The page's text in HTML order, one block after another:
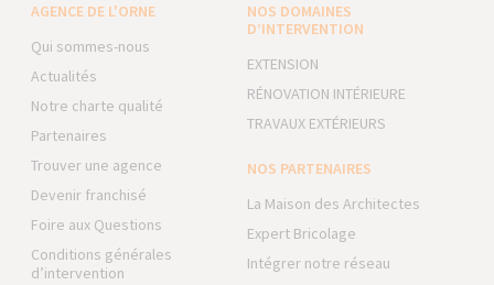
AGENCE DE L'ORNE
Qui sommes-nous
Actualités
Notre charte qualité
Partenaires
Trouver une agence
Devenir franchisé
Foire aux Questions
Conditions générales
d’intervention
NOS DOMAINES
D’INTERVENTION
EXTENSION
RÉNOVATION INTÉRIEURE
TRAVAUX EXTÉRIEURS
NOS PARTENAIRES
La Maison des Architectes
Expert Bricolage
Intégrer notre réseau